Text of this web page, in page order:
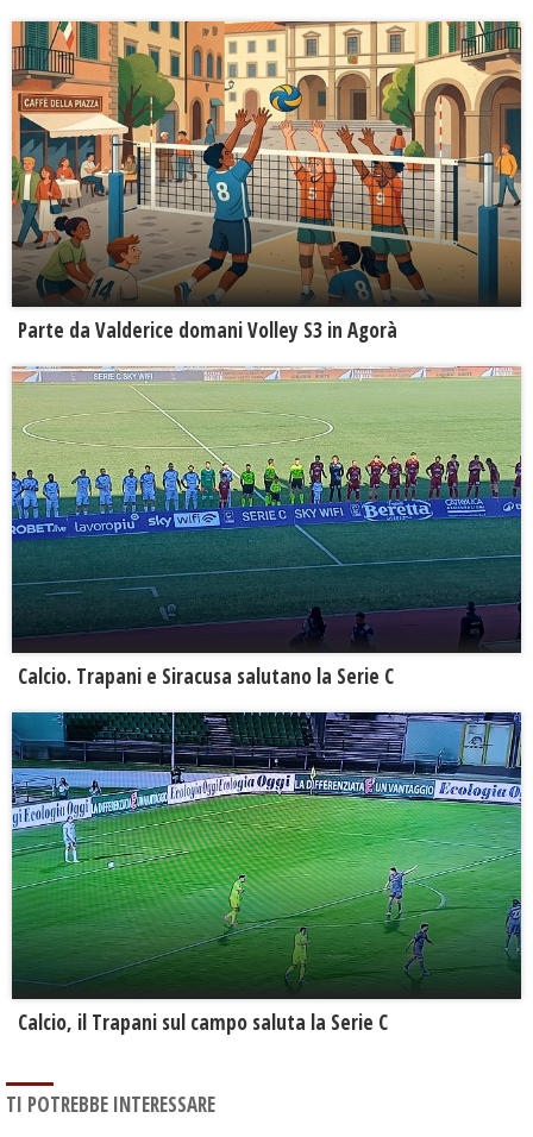
Parte da Valderice domani Volley S3 in Agorà
Calcio. Trapani e Siracusa salutano la Serie C
Calcio, il Trapani sul campo saluta la Serie C
TI POTREBBE INTERESSARE